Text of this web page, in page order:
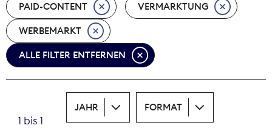
Nova Award
Pressefreiheit
Print
Recht
PAID-CONTENT VERMARKTUNG
WERBEMARKT
ALLE FILTER ENTFERNEN
1 bis 1
JAHR FORMAT